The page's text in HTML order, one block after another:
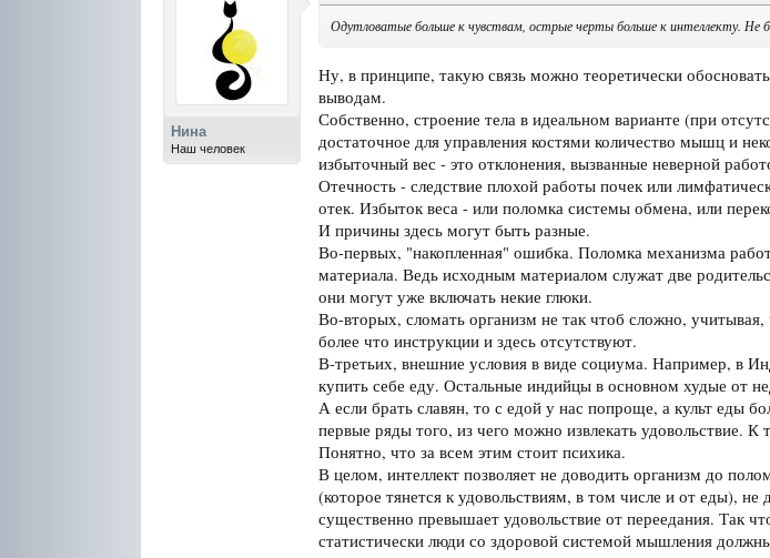
Нина
Наш человек
Одутловатые больше к чувствам, острые черты больше к интеллекту. Не
Ну, в принципе, такую связь можно теоретически
выводам.
Собственно, строение тела в идеальном варианте (при
достаточное для управления костями количество мышц и
избыточный вес - это отклонения, вызванные неверной
Отечность - следствие плохой работы почек или
отек. Избыток веса - или поломка системы обмена, или
И причины здесь могут быть разные.
Во-первых, "накопленная" ошибка. Поломка механизма
материала. Ведь исходным материалом служат две
они могут уже включать некие глюки.
Во-вторых, сломать организм не так чтоб сложно,
более что инструкции и здесь отсутствуют.
В-третьих, внешние условия в виде социума. Например, в
купить себе еду. Остальные индийцы в основном худые от
А если брать славян, то с едой у нас попроще, а культ еды
первые ряды того, из чего можно извлекать удовольствие.
Понятно, что за всем этим стоит психика.
В целом, интеллект позволяет не доводить организм до
(которое тянется к удовольствиям, в том числе и от еды),
существенно превышает удовольствие от переедания. Так
статистически люди со здоровой системой мышления